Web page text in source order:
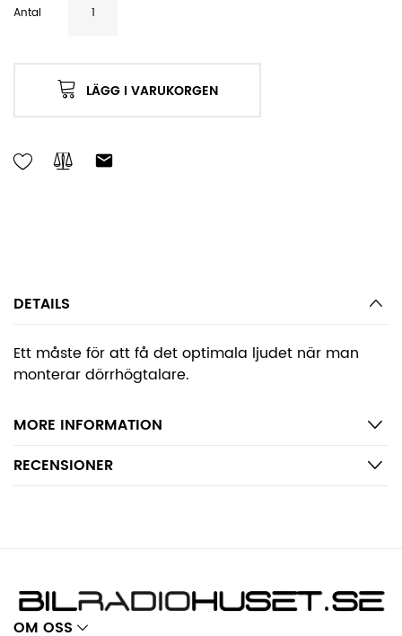
Antal
LÄGG I VARUKORGEN
DETAILS
Ett måste för att få det optimala ljudet när man
monterar dörrhögtalare.
MORE INFORMATION
RECENSIONER
OM OSS